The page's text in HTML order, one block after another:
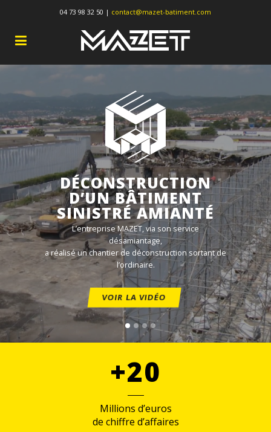
04 73 98 32 50 | contact@mazet-batiment.com
DÉCONSTRUCTION
D’UN BÂTIMENT
SINISTRÉ AMIANTÉ
L’entreprise MAZET, via son service
désamiantage,
a réalisé un chantier de déconstruction sortant de
l’ordinaire.
VOIR LA VIDÉO
+20
Millions d’euros
de chiffre d’affaires